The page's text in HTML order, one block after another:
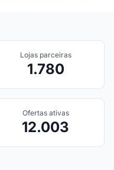
Lojas parceiras
1.780
Ofertas ativas
12.003